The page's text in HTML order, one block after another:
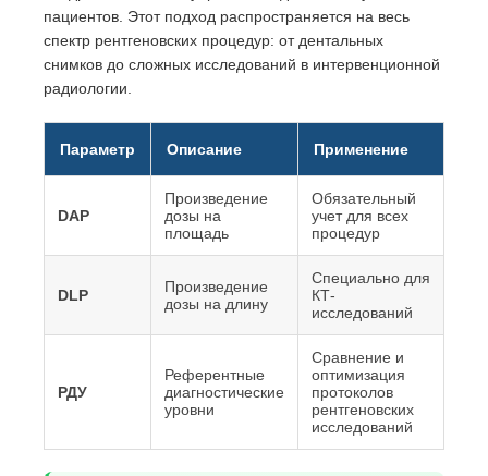
пациентов. Этот подход распространяется на весь
спектр рентгеновских процедур: от дентальных
снимков до сложных исследований в интервенционной
радиологии.
Параметр Описание Применение
DAP
Произведение
дозы на
площадь
Обязательный
учет для всех
процедур
DLP
Произведение
дозы на длину
Специально для
КТ-
исследований
РДУ
Референтные
диагностические
уровни
Сравнение и
оптимизация
протоколов
рентгеновских
исследований